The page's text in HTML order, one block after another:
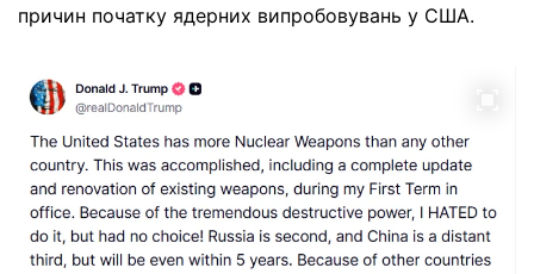
причин початку ядерних випробовувань у США.